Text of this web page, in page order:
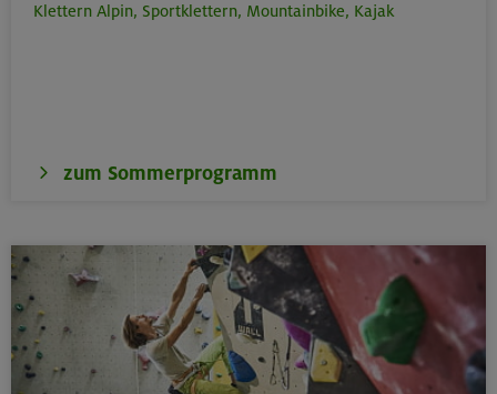
Klettern Alpin, Sportklettern, Mountainbike, Kajak
zum Sommerprogramm